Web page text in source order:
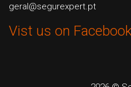
geral@segurexpert.pt
Vist us on